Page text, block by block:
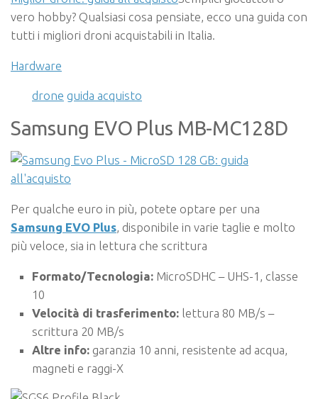
vero hobby? Qualsiasi cosa pensiate, ecco una guida con
tutti i migliori droni acquistabili in Italia.
Hardware
drone guida acquisto
Samsung EVO Plus MB-MC128D
Per qualche euro in più, potete optare per una
Samsung EVO Plus, disponibile in varie taglie e molto
più veloce, sia in lettura che scrittura
Formato/Tecnologia: MicroSDHC – UHS-1, classe
10
Velocità di trasferimento: lettura 80 MB/s –
scrittura 20 MB/s
Altre info: garanzia 10 anni, resistente ad acqua,
magneti e raggi-X